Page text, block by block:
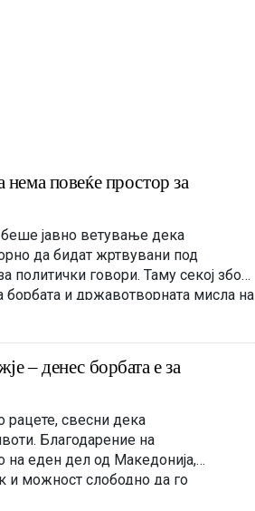
нема повеќе простор за
јавно ветување дека
да бидат жртвувани под
политички говори. Таму секој збор
борбата и државотворната мисла на
Христијан Мицкоски дека […]
– денес борбата е за
рацете, свесни дека
Благодарение на
на еден дел од Македонија,
и можност слободно да го
само да се поклонуваме […]